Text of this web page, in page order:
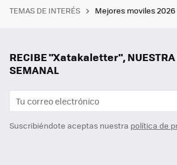
TEMAS DE INTERÉS Mejores moviles 2026
RECIBE "Xatakaletter", NUESTRA
SEMANAL
Suscribiéndote aceptas nuestra política de